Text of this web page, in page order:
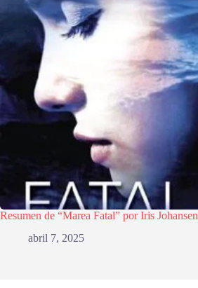
Resumen de “Marea Fatal” por Iris Johansen
abril 7, 2025